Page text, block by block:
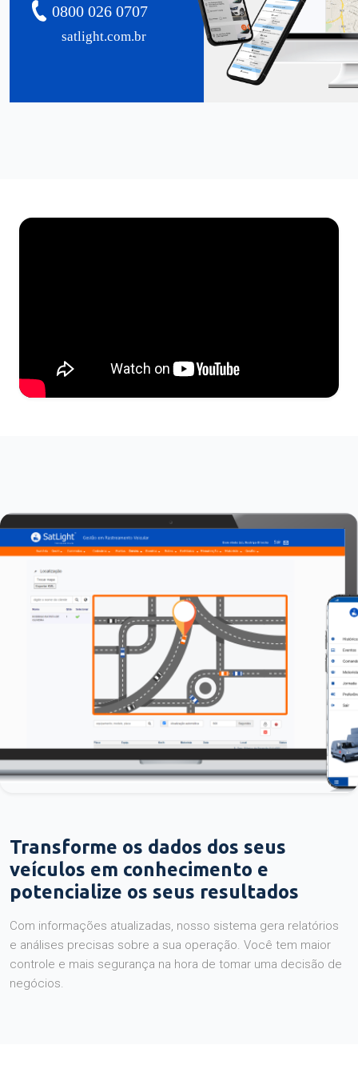
satlight.com.br
0800 026 0707
Transforme os dados dos seus
veículos em conhecimento e
potencialize os seus resultados
Com informações atualizadas, nosso sistema gera relatórios
e análises precisas sobre a sua operação. Você tem maior
controle e mais segurança na hora de tomar uma decisão de
negócios.